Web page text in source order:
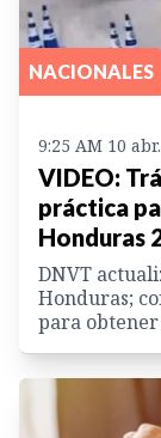
NACIONALES
9:25 AM 10
VIDEO:
práctica
Honduras
DNVT
Honduras;
para